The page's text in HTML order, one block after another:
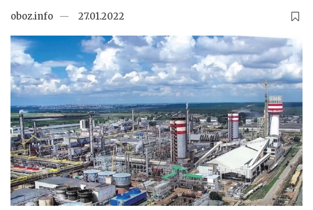
oboz.info 27.01.2022